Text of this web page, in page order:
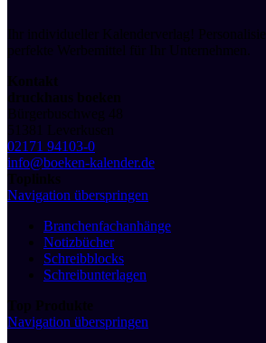
Ihr individueller Kalenderverlag!
perfekte Werbemittel für Ihr Unternehmen.
Kontakt
druckhaus boeken
Bürgerbuschweg 48
51381 Leverkusen
02171 94103-0
info@boeken-kalender.de
Toplinks
Navigation überspringen
Branchenfachanhänge
Notizbücher
Schreibblocks
Schreibunterlagen
Top Produkte
Navigation überspringen